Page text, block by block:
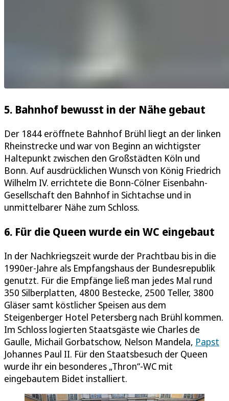
5. Bahnhof bewusst in der Nähe gebaut
Der 1844 eröffnete Bahnhof Brühl liegt an der linken
Rheinstrecke und war von Beginn an wichtigster
Haltepunkt zwischen den Großstädten Köln und
Bonn. Auf ausdrücklichen Wunsch von König Friedrich
Wilhelm IV. errichtete die Bonn-Cölner Eisenbahn-
Gesellschaft den Bahnhof in Sichtachse und in
unmittelbarer Nähe zum Schloss.
6. Für die Queen wurde ein WC eingebaut
In der Nachkriegszeit wurde der Prachtbau bis in die
1990er-Jahre als Empfangshaus der Bundesrepublik
genutzt. Für die Empfänge ließ man jedes Mal rund
350 Silberplatten, 4800 Bestecke, 2500 Teller, 3800
Gläser samt köstlicher Speisen aus dem
Steigenberger Hotel Petersberg nach Brühl kommen.
Im Schloss logierten Staatsgäste wie Charles de
Gaulle, Michail Gorbatschow, Nelson Mandela, Papst
Johannes Paul II. Für den Staatsbesuch der Queen
wurde ihr ein besonderes „Thron“-WC mit
eingebautem Bidet installiert.